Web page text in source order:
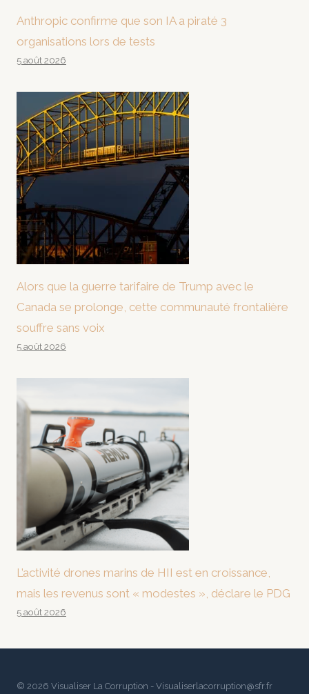
Anthropic confirme que son IA a piraté 3
organisations lors de tests
5 août 2026
Alors que la guerre tarifaire de Trump avec le
Canada se prolonge, cette communauté frontalière
souffre sans voix
5 août 2026
L’activité drones marins de HII est en croissance,
mais les revenus sont « modestes », déclare le PDG
5 août 2026
© 2026 Visualiser La Corruption - Visualiserlacorruption@sfr.fr